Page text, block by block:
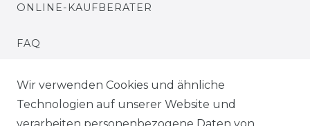
ONLINE-KAUFBERATER
FAQ
MONTAGESERVICE
Wir verwenden Cookies und ähnliche
Technologien auf unserer Website und